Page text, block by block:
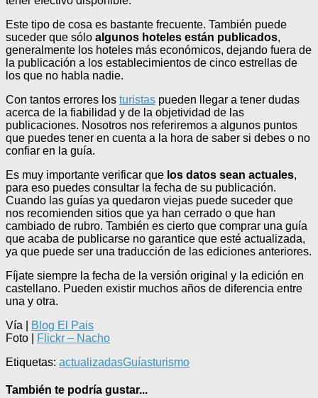
Este tipo de cosa es bastante frecuente. También puede
suceder que sólo algunos hoteles están publicados,
generalmente los hoteles más económicos, dejando fuera de
la publicación a los establecimientos de cinco estrellas de
los que no habla nadie.
Con tantos errores los turistas pueden llegar a tener dudas
acerca de la fiabilidad y de la objetividad de las
publicaciones. Nosotros nos referiremos a algunos puntos
que puedes tener en cuenta a la hora de saber si debes o no
confiar en la guía.
Es muy importante verificar que los datos sean actuales,
para eso puedes consultar la fecha de su publicación.
Cuando las guías ya quedaron viejas puede suceder que
nos recomienden sitios que ya han cerrado o que han
cambiado de rubro. También es cierto que comprar una guía
que acaba de publicarse no garantice que esté actualizada,
ya que puede ser una traducción de las ediciones anteriores.
Fíjate siempre la fecha de la versión original y la edición en
castellano. Pueden existir muchos años de diferencia entre
una y otra.
Vía |
Blog El Pais
Foto |
Flickr – Nacho
Etiquetas: actualizadasGuíasturismo
También te podría gustar...